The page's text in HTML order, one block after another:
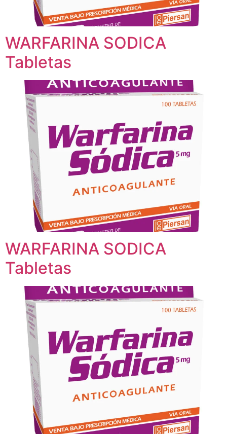
WARFARINA SODICA
Tabletas
WARFARINA SODICA
Tabletas